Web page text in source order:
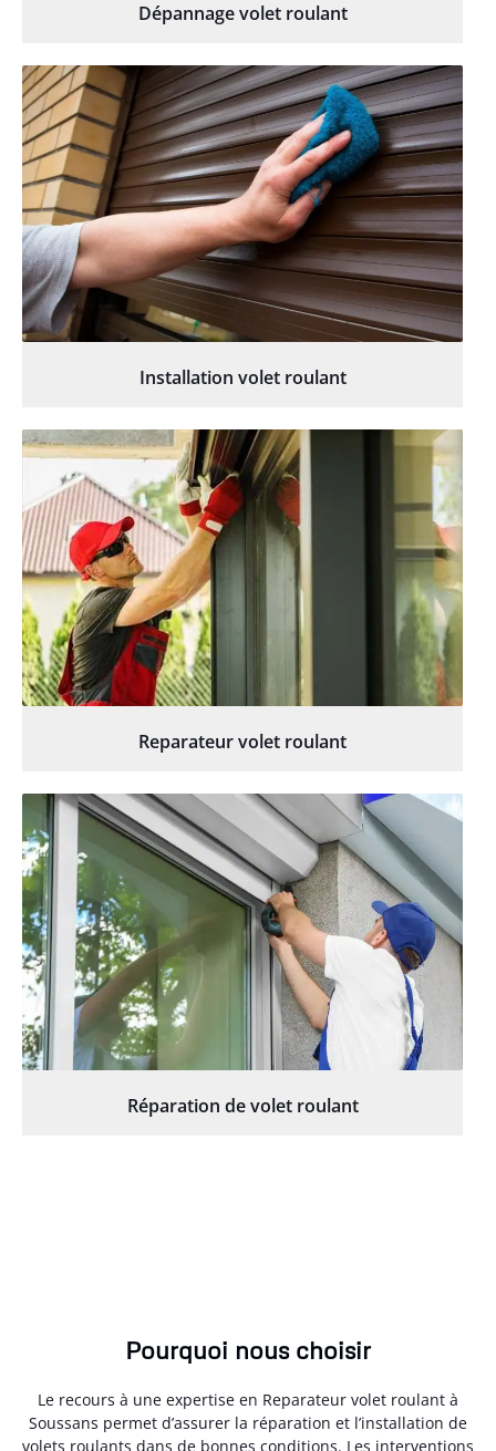
Dépannage volet roulant
Installation volet roulant
Reparateur volet roulant
Réparation de volet roulant
Pourquoi nous choisir
Le recours à une expertise en Reparateur volet roulant à
Soussans permet d’assurer la réparation et l’installation de
volets roulants dans de bonnes conditions. Les interventions